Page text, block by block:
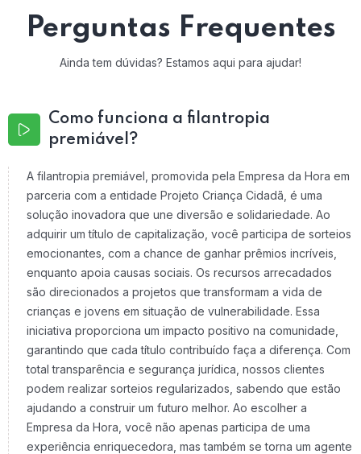
Perguntas Frequentes
Ainda tem dúvidas? Estamos aqui para ajudar!
Como funciona a filantropia
premiável?
A filantropia premiável, promovida pela Empresa da Hora em
parceria com a entidade Projeto Criança Cidadã, é uma
solução inovadora que une diversão e solidariedade. Ao
adquirir um título de capitalização, você participa de sorteios
emocionantes, com a chance de ganhar prêmios incríveis,
enquanto apoia causas sociais. Os recursos arrecadados
são direcionados a projetos que transformam a vida de
crianças e jovens em situação de vulnerabilidade. Essa
iniciativa proporciona um impacto positivo na comunidade,
garantindo que cada título contribuído faça a diferença. Com
total transparência e segurança jurídica, nossos clientes
podem realizar sorteios regularizados, sabendo que estão
ajudando a construir um futuro melhor. Ao escolher a
Empresa da Hora, você não apenas participa de uma
experiência enriquecedora, mas também se torna um agente